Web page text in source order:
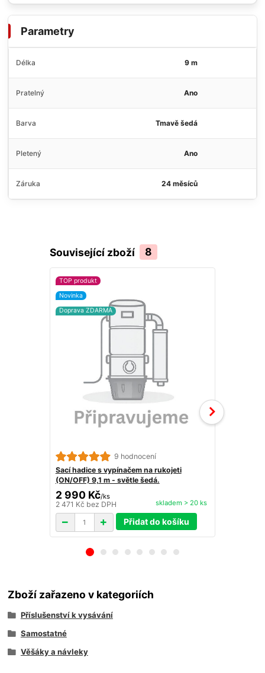
Parametry
Délka 9 m
Pratelný Ano
Barva Tmavě šedá
Pletený Ano
Záruka 24 měsíců
Související zboží 8
TOP produkt
Novinka
Doprava ZDARMA
9 hodnocení
Sací hadice s vypínačem na rukojeti
(ON/OFF) 9,1 m - světle šedá.
2 990 Kč/ks
2 471 Kč bez DPH skladem > 20 ks
Přidat do košíku
Zboží zařazeno v kategoriích
Příslušenství k vysávání
Samostatné
Věšáky a návleky